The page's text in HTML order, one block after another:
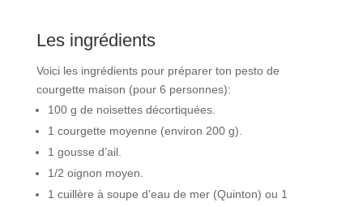
Les ingrédients
Voici les ingrédients pour préparer ton pesto de
courgette maison (pour 6 personnes):
100 g de noisettes décortiquées.
1 courgette moyenne (environ 200 g).
1 gousse d’ail.
1/2 oignon moyen.
1 cuillère à soupe d’eau de mer (Quinton) ou 1